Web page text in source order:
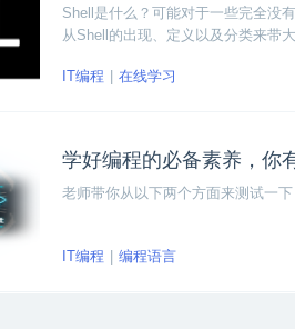
Shell是什么？可能对于一些完全没
从Shell的出现、定义以及分类来带
IT编程 在线学习
学好编程的必备素养，你
老师带你从以下两个方面来测试一
IT编程 编程语言